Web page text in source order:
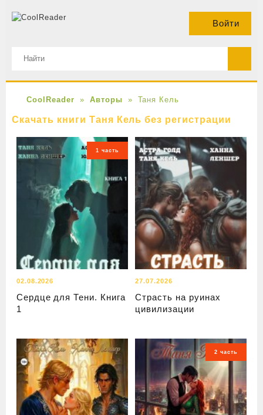
Войти
CoolReader Авторы Таня Кель
Скачать книги Таня Кель без регистрации
1 часть
02.08.2026
Сердце для Тени. Книга
1
27.07.2026
Страсть на руинах
цивилизации
2 часть